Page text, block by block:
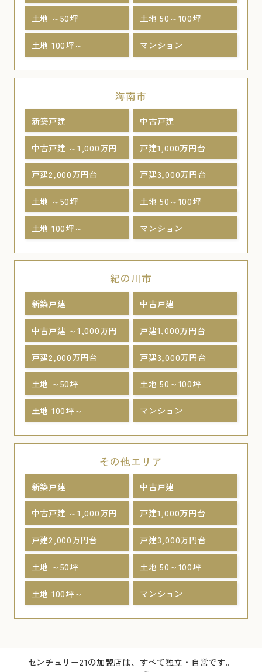
土地 ～50坪 土地 50～100坪
土地 100坪～ マンション
海南市
新築戸建 中古戸建
中古戸建 ～1,000万円 戸建1,000万円台
戸建2,000万円台 戸建3,000万円台
土地 ～50坪 土地 50～100坪
土地 100坪～ マンション
紀の川市
新築戸建 中古戸建
中古戸建 ～1,000万円 戸建1,000万円台
戸建2,000万円台 戸建3,000万円台
土地 ～50坪 土地 50～100坪
土地 100坪～ マンション
その他エリア
新築戸建 中古戸建
中古戸建 ～1,000万円 戸建1,000万円台
戸建2,000万円台 戸建3,000万円台
土地 ～50坪 土地 50～100坪
土地 100坪～ マンション
センチュリー21の加盟店は、すべて独立・自営です。